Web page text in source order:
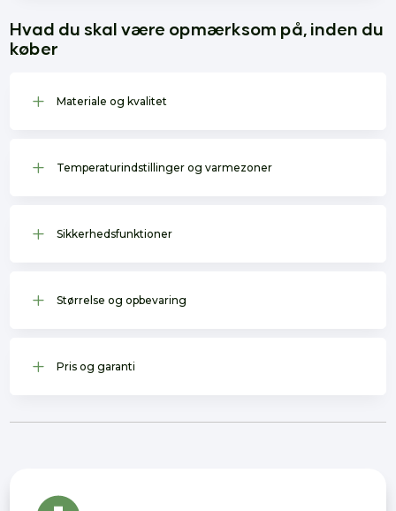
Hvad du skal være opmærksom på, inden du
køber
L Materiale og kvalitet
L Temperaturindstillinger og varmezoner
L Sikkerhedsfunktioner
L Størrelse og opbevaring
L Pris og garanti